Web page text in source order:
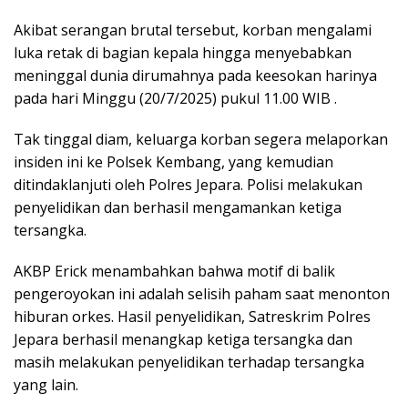
Akibat serangan brutal tersebut, korban mengalami
luka retak di bagian kepala hingga menyebabkan
meninggal dunia dirumahnya pada keesokan harinya
pada hari Minggu (20/7/2025) pukul 11.00 WIB .
Tak tinggal diam, keluarga korban segera melaporkan
insiden ini ke Polsek Kembang, yang kemudian
ditindaklanjuti oleh Polres Jepara. Polisi melakukan
penyelidikan dan berhasil mengamankan ketiga
tersangka.
AKBP Erick menambahkan bahwa motif di balik
pengeroyokan ini adalah selisih paham saat menonton
hiburan orkes. Hasil penyelidikan, Satreskrim Polres
Jepara berhasil menangkap ketiga tersangka dan
masih melakukan penyelidikan terhadap tersangka
yang lain.